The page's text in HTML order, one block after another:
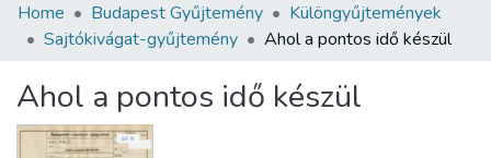
Communities & Collections
Statistics
About us
Home Budapest Gyűjtemény
Különgyűjtemények
Sajtókivágat-gyűjtemény
Ahol a pontos idő készül
Ahol a pontos idő készül